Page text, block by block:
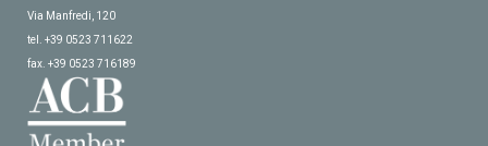
Via Manfredi, 120
tel. +39 0523 711622
fax. +39 0523 716189